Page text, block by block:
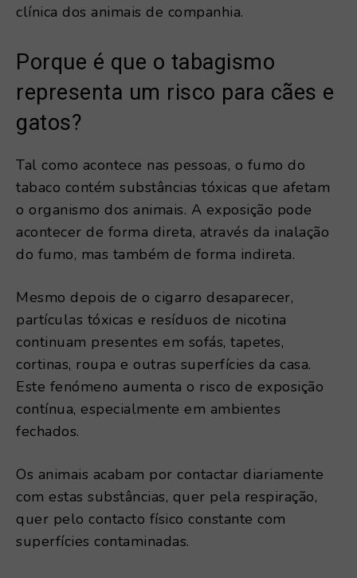
clínica dos animais de companhia.
Porque é que o tabagismo
representa um risco para cães e
gatos?
Tal como acontece nas pessoas, o fumo do
tabaco contém substâncias tóxicas que afetam
o organismo dos animais. A exposição pode
acontecer de forma direta, através da inalação
do fumo, mas também de forma indireta.
Mesmo depois de o cigarro desaparecer,
partículas tóxicas e resíduos de nicotina
continuam presentes em sofás, tapetes,
cortinas, roupa e outras superfícies da casa.
Este fenómeno aumenta o risco de exposição
contínua, especialmente em ambientes
fechados.
Os animais acabam por contactar diariamente
com estas substâncias, quer pela respiração,
quer pelo contacto físico constante com
superfícies contaminadas.